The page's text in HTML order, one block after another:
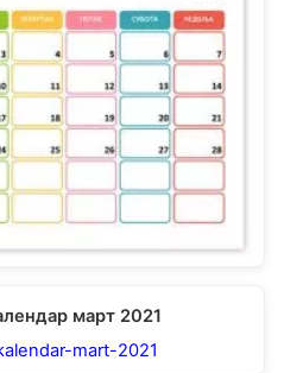
март 2021